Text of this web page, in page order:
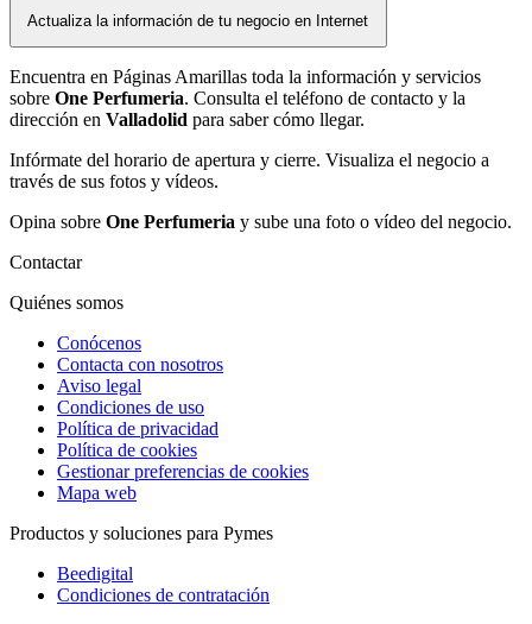
Actualiza la información de tu negocio en Internet
Encuentra en Páginas Amarillas toda la información y servicios
sobre One Perfumeria. Consulta el teléfono de contacto y la
dirección en Valladolid para saber cómo llegar.
Infórmate del horario de apertura y cierre. Visualiza el negocio a
través de sus fotos y vídeos.
Opina sobre One Perfumeria y sube una foto o vídeo del negocio.
Contactar
Quiénes somos
Conócenos
Contacta con nosotros
Aviso legal
Condiciones de uso
Política de privacidad
Política de cookies
Gestionar preferencias de cookies
Mapa web
Productos y soluciones para Pymes
Beedigital
Condiciones de contratación